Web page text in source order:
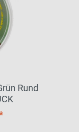
Rund